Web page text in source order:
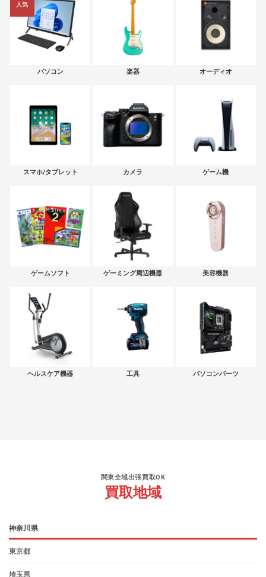
人気
パソコン 楽器 オーディオ
スマホ/タブレット カメラ ゲーム機
ゲームソフト ゲーミング周辺機器 美容機器
ヘルスケア機器 工具 パソコンパーツ
関東全域出張買取OK
買取地域
神奈川県
東京都
埼玉県